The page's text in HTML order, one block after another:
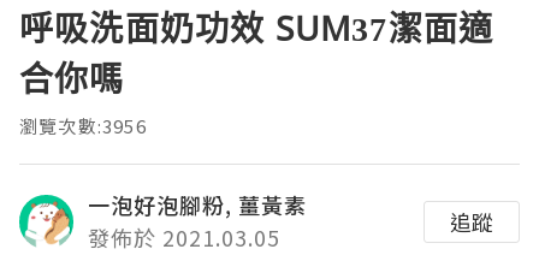
呼吸洗面奶功效 SUM37潔面適
合你嗎
瀏覽次數:3956
一泡好泡腳粉, 薑黃素
發佈於 2021.03.05
追蹤